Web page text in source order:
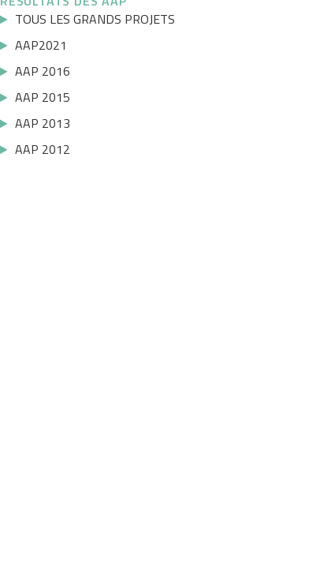
TOUS LES GRANDS PROJETS
AAP2021
AAP 2016
AAP 2015
AAP 2013
AAP 2012